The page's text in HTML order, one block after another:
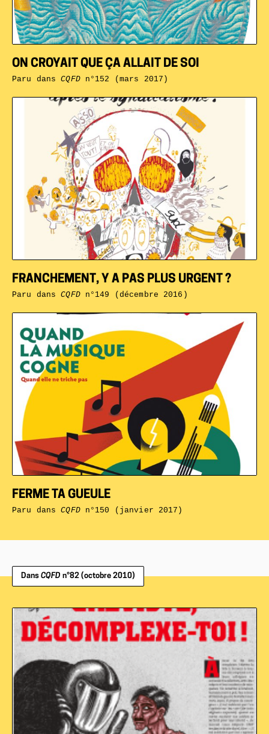
FERME TA GUEULE
Paru dansCQFDn°150 (janvier 2017)
FRANCHEMENT, Y A PAS PLUS URGENT ?
Paru dansCQFDn°149 (décembre 2016)
ON CROYAIT QUE ÇA ALLAIT DE SOI
Paru dansCQFDn°152 (mars 2017)
Dans CQFD n°82 (octobre 2010)